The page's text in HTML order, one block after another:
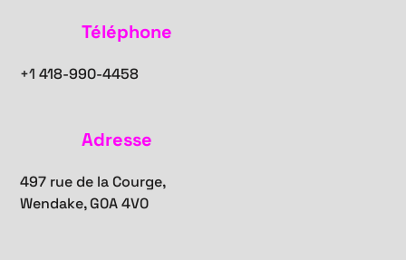
Téléphone
+1418-990-4458
Adresse
497 rue de la Courge,
Wendake, G0A 4V0